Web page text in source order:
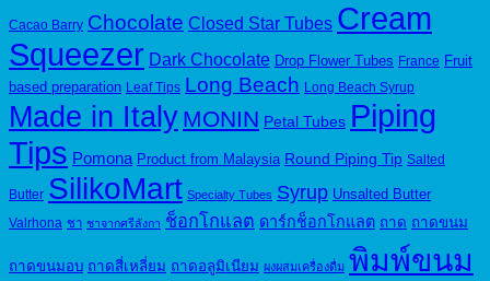
Cacao Barry Chocolate Closed Star Tubes Cream
Squeezer Dark Chocolate Drop Flower Tubes France Fruit
based preparation Leaf Tips Long Beach Long Beach Syrup
Made in Italy MONIN Petal Tubes Piping
Tips Pomona Product from Malaysia Round Piping Tip Salted
Butter SilikoMart Specialty Tubes Syrup Unsalted Butter
Valrhona ชา ชาจากศรีลังกา ช็อกโกแลต ดาร์กช็อกโกแลต ถาด ถาดขนม
ถาดขนมอบ ถาดสี่เหลี่ยม ถาดอลูมิเนียม ผงผสมเครื่องดื่ม พิมพ์ขนม